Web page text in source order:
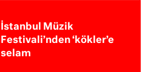
İstanbul Müzik
Festivali’nden ‘kökler’e
selam